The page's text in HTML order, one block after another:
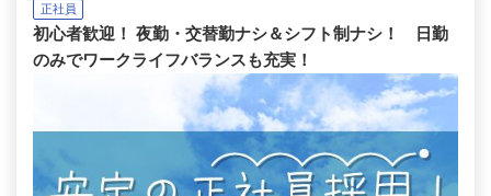
正社員
初心者歓迎！ 夜勤・交替勤ナシ＆シフト制ナシ！ 日勤
のみでワークライフバランスも充実！